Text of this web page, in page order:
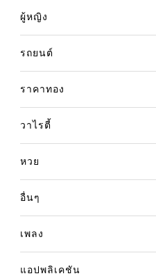
ผู้หญิง
รถยนต์
ราคาทอง
วาไรตี้
หวย
อื่นๆ
เพลง
แอปพลิเคชัน